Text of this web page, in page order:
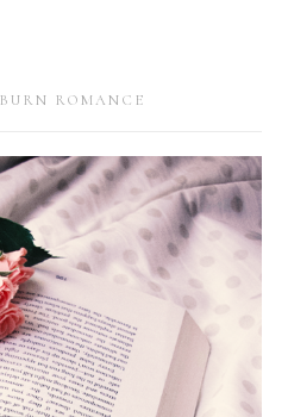
ROMANCE